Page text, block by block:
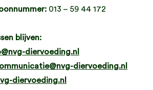
013 – 59 44 172
blijven:
diervoeding.nl
diervoeding.nl
diervoeding.nl